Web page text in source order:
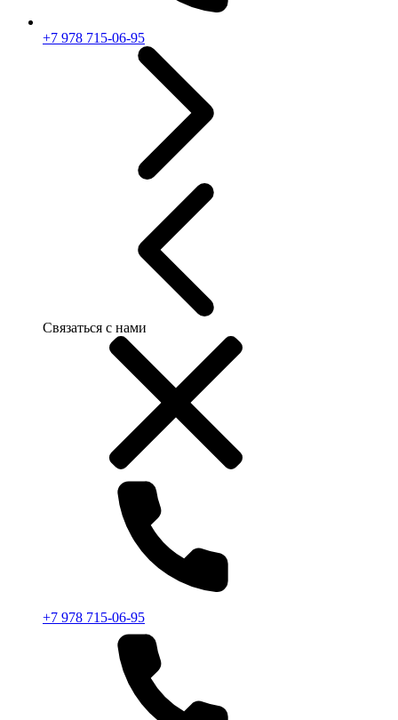
+7 978 715-06-95
Связаться с нами
+7 978 715-06-95